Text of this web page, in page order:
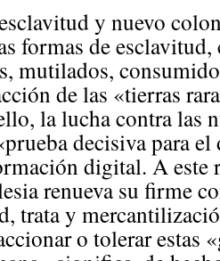
y nuevo
formas de
mutilados,
de las «tierras
la lucha contra las
decisiva para
digital. A este
renueva su firme
trata y
o tolerar estas